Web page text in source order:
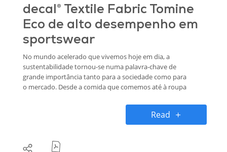
decal® Textile Fabric Tomine
Eco de alto desempenho em
sportswear
No mundo acelerado que vivemos hoje em dia, a
sustentabilidade tornou-se numa palavra-chave de
grande importância tanto para a sociedade como para
o mercado. Desde a comida que comemos até à roupa
alternativas ecológicas. Uma das recentes inovações
que marcaram de forma notável o mundo dos têxteis
é o TOMINE ECO, um tecido de alto desempenho
desportivas.
Read